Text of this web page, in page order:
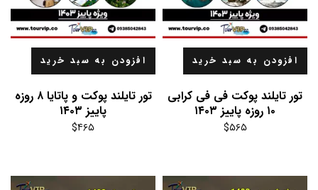
افزودن به سبد خرید
تور تایلند پوکت فی فی کرابی
۱۰ روزه پاییز ۱۴۰۳
$۵۶۵
افزودن به سبد خرید
تور تایلند پوکت و پاتایا ۸ روزه
پاییز ۱۴۰۳
$۴۶۵